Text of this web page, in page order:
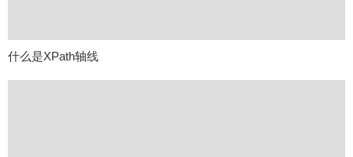
什么是XPath轴线